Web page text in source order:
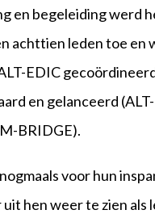
en begeleiding werd
achttien leden toe en
EDIC
en gelanceerd
BRIDGE).
voor hun
hen weer te zien als